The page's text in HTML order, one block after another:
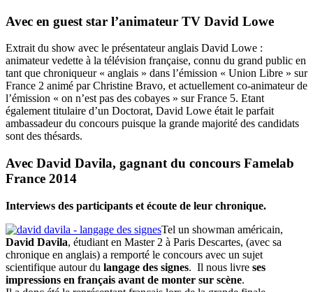
Avec en guest star l’animateur TV David Lowe
Extrait du show avec le présentateur anglais David Lowe :
animateur vedette à la télévision française, connu du grand public en
tant que chroniqueur « anglais » dans l’émission « Union Libre » sur
France 2 animé par Christine Bravo, et actuellement co-animateur de
l’émission « on n’est pas des cobayes » sur France 5. Etant
également titulaire d’un Doctorat, David Lowe était le parfait
ambassadeur du concours puisque la grande majorité des candidats
sont des thésards.
Avec David Davila, gagnant du concours Famelab
France 2014
Interviews des participants et écoute de leur chronique.
Tel un showman américain,
David Davila, étudiant en Master 2 à Paris Descartes, (avec sa
chronique en anglais) a remporté le concours avec un sujet
scientifique autour du langage des signes. Il nous livre ses
impressions en français avant de monter sur scène.